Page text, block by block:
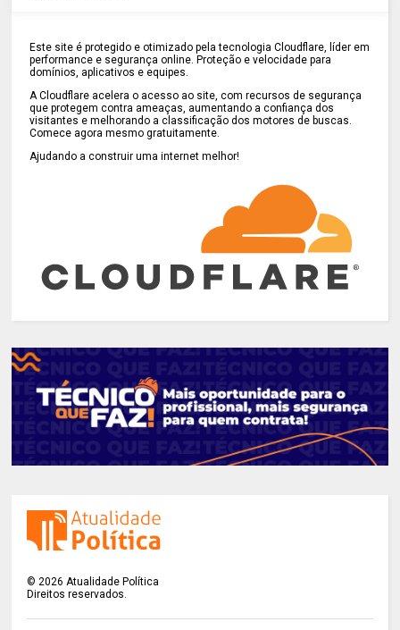
Este site é protegido e otimizado pela tecnologia Cloudflare, líder em
performance e segurança online. Proteção e velocidade para
domínios, aplicativos e equipes.
A Cloudflare acelera o acesso ao site, com recursos de segurança
que protegem contra ameaças, aumentando a confiança dos
visitantes e melhorando a classificação dos motores de buscas.
Comece agora mesmo gratuitamente.
Ajudando a construir uma internet melhor!
©2026 Atualidade Política
Direitos reservados.